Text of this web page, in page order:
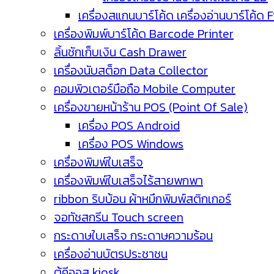
เครื่องสแกนบาร์โค้ด เครื่องอ่านบาร์โค้ด
เครื่องพิมพ์บาร์โค้ด Barcode Printer
ลิ้นชักเก็บเงิน Cash Drawer
เครื่องนับสต็อก Data Collector
คอมพิวเตอร์มือถือ Mobile Computer
เครื่องขายหน้าร้าน POS (Point Of Sale)
เครื่อง POS Android
เครื่อง POS Windows
เครื่องพิมพ์ใบเสร็จ
เครื่องพิมพ์ใบเสร็จไร้สายพกพา
ribbon ริบบ้อน ผ้าหมึกพิมพ์สติกเกอร์
จอทัชสกรีน Touch screen
กระดาษใบเสร็จ กระดาษความร้อน
เครื่องอ่านบัตรประชาชน